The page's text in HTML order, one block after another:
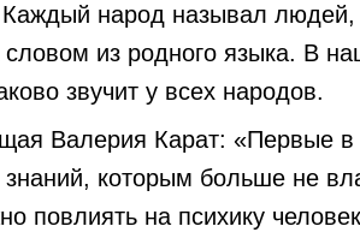
народ называл
из родного языка. В
звучит у всех народов.
Валерия Карат: «Первые
которым больше не
повлиять на психику